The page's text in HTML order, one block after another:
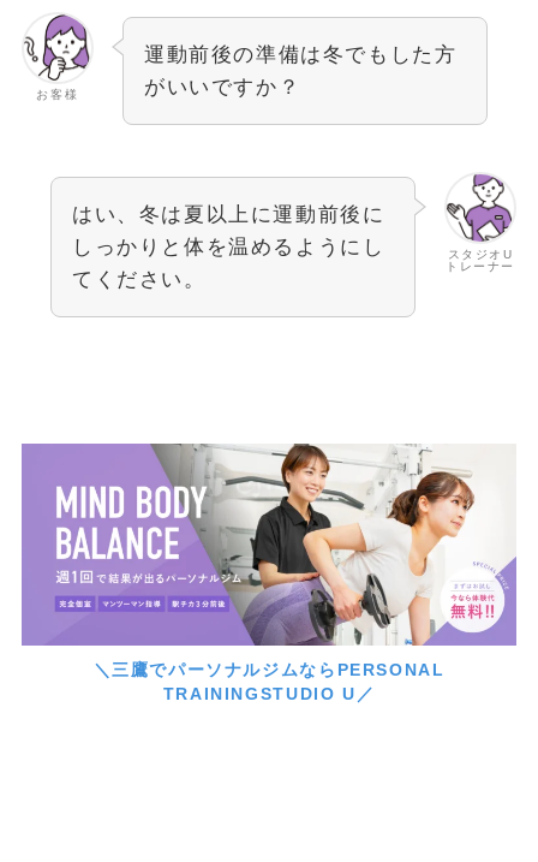
お客様
運動前後の準備は冬でもした方
がいいですか？
スタジオU
トレーナー
はい、冬は夏以上に運動前後に
しっかりと体を温めるようにし
てください。
＼三鷹でパーソナルジムならPERSONAL
TRAININGSTUDIO U／